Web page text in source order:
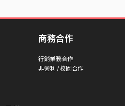
商務合作
行銷業務合作
非營利 / 校園合作